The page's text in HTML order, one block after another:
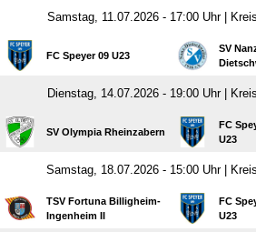
Samstag, 11.07.2026 - 17:00 Uhr |
FC Speyer 09 U23
SV
Dienstag, 14.07.2026 - 19:00 Uhr |
SV Olympia Rheinzabern
FC
U23
Samstag, 18.07.2026 - 15:00 Uhr |
TSV Fortuna Billigheim-
Ingenheim II
FC
U23